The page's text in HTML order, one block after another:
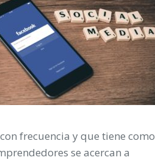
frecuencia y que tiene como
se acercan a